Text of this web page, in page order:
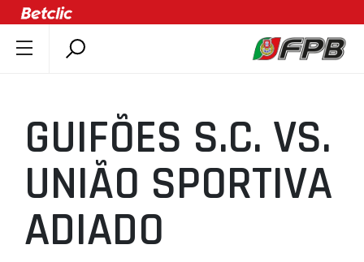
DOCUMENTOS
ÚLTIMAS
COMPETIÇÕES
ASSOCIAÇÕES
CLUBES
AGENTES
GUIFÕES S.C. VS.
UNIÃO SPORTIVA
ADIADO